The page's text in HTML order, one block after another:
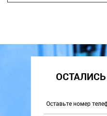
Оставьте номер